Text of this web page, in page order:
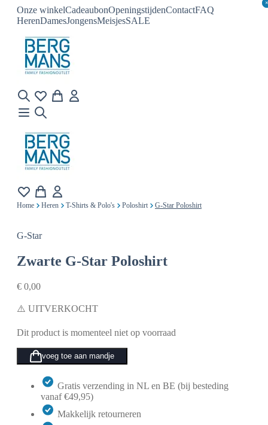
Onze winkelCadeaubonOpeningstijdenContactFAQ
HerenDamesJongensMeisjesSALE
×
×
Home Heren T-Shirts & Polo's Poloshirt G-Star Poloshirt
G-Star
Zwarte G-Star Poloshirt
€ 0,00
⚠️ UITVERKOCHT
Dit product is momenteel niet op voorraad
voeg toe aan mandje
Gratis verzending in NL en BE (bij besteding
vanaf €49,95)
Makkelijk retourneren